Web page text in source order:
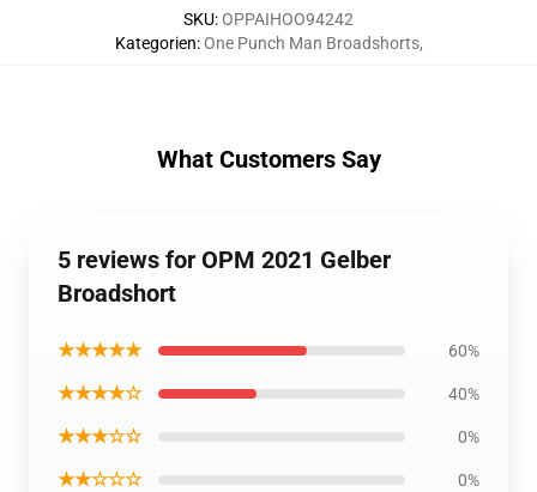
SKU:OPPAIHOO94242
Kategorien:One Punch Man Broadshorts,
What Customers Say
5 reviews for OPM 2021 Gelber
Broadshort
★★★★★ 60%
★★★★☆ 40%
★★★☆☆ 0%
★★☆☆☆ 0%